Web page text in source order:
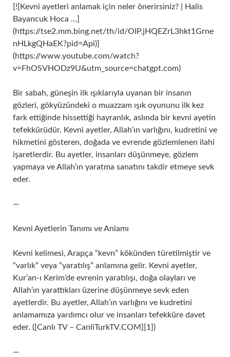
[![Kevni ayetleri anlamak için neler önerirsiniz? | Halis
Bayancuk Hoca …]
(https://tse2.mm.bing.net/th/id/OIP.jHQEZrL3hkt1Grne
nHLkgQHaEK?pid=Api)]
(https://www.youtube.com/watch?
v=FhOSVHODz9U&utm_source=chatgpt.com)
Bir sabah, güneşin ilk ışıklarıyla uyanan bir insanın
gözleri, gökyüzündeki o muazzam ışık oyununu ilk kez
fark ettiğinde hissettiği hayranlık, aslında bir kevni ayetin
tefekkürüdür. Kevni ayetler, Allah’ın varlığını, kudretini ve
hikmetini gösteren, doğada ve evrende gözlemlenen ilahi
işaretlerdir. Bu ayetler, insanları düşünmeye, gözlem
yapmaya ve Allah’ın yaratma sanatını takdir etmeye sevk
eder.
—
Kevni Ayetlerin Tanımı ve Anlamı
Kevni kelimesi, Arapça “kevn” kökünden türetilmiştir ve
“varlık” veya “yaratılış” anlamına gelir. Kevni ayetler,
Kur’an-ı Kerim’de evrenin yaratılışı, doğa olayları ve
Allah’ın yarattıkları üzerine düşünmeye sevk eden
ayetlerdir. Bu ayetler, Allah’ın varlığını ve kudretini
anlamamıza yardımcı olur ve insanları tefekküre davet
eder. ([Canlı TV – CanliTurkTV.COM][1])
—